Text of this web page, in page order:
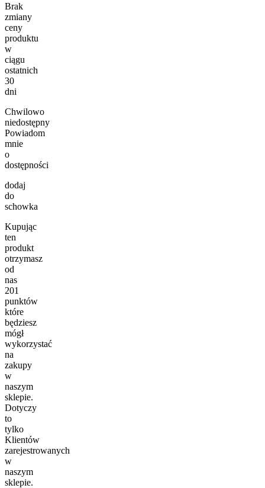
Brak
zmiany
ceny
produktu
w
ciągu
ostatnich
30
dni
Chwilowo
niedostępny
Powiadom
mnie
o
dostępności
dodaj
do
schowka
Kupując
ten
produkt
otrzymasz
od
nas
201
punktów
które
będziesz
mógł
wykorzystać
na
zakupy
w
naszym
sklepie.
Dotyczy
to
tylko
Klientów
zarejestrowanych
w
naszym
sklepie.